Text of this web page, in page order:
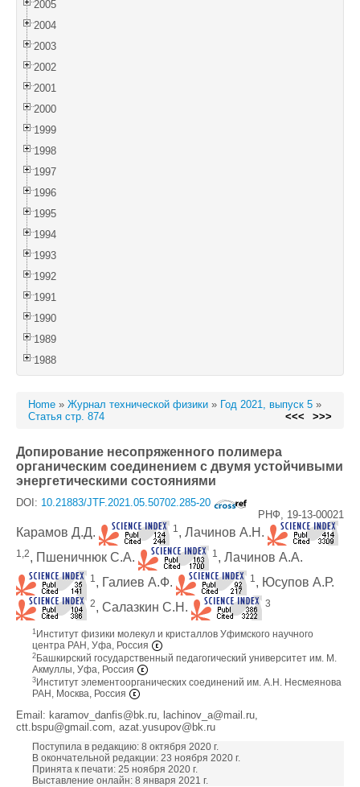
2005
2004
2003
2002
2001
2000
1999
1998
1997
1996
1995
1994
1993
1992
1991
1990
1989
1988
Home » Журнал технической физики » Год 2021, выпуск 5 »
Статья стр. 874
<<< >>>
Допирование несопряженного полимера
органическим соединением с двумя устойчивыми
энергетическими состояниями
DOI: 10.21883/JTF.2021.05.50702.285-20
РНФ, 19-13-00021
Карамов Д.Д. 1 , Лачинов А.Н.
1,2, Пшеничнюк C.А. 1 , Лачинов А.А.
1 , Галиев A.Ф. 1 , Юсупов А.Р.
2, Салазкин С.Н. 3
1 Институт физики молекул и кристаллов Уфимского научного
центра РАН, Уфа, Россия
2 Башкирский государственный педагогический университет им. М.
Акмуллы, Уфа, Россия
3 Институт элементоорганических соединений им. А.Н. Несмеянова
РАН, Москва, Россия
Email: karamov_danfis@bk.ru, lachinov_a@mail.ru,
ctt.bspu@gmail.com, azat.yusupov@bk.ru
Поступила в редакцию: 8 октября 2020 г.
В окончательной редакции: 23 ноября 2020 г.
Принята к печати: 25 ноября 2020 г.
Выставление онлайн: 8 января 2021 г.